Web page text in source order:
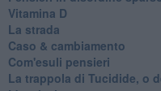
Vitamina D
La strada
Caso & cambiamento
Com'esuli pensieri
La trappola di Tucidide, o